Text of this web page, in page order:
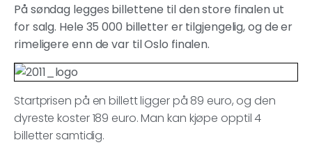
På søndag legges billettene til den store finalen ut
for salg. Hele 35 000 billetter er tilgjengelig, og de er
rimeligere enn de var til Oslo finalen.
Startprisen på en billett ligger på 89 euro, og den
dyreste koster 189 euro. Man kan kjøpe opptil 4
billetter samtidig.